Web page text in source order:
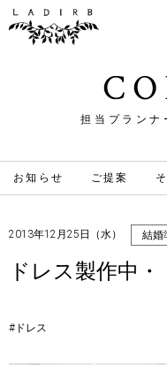
担当プランナ
お知らせ ご提案
2013年12月25日（水） 結婚
ドレス製作中・
#ドレス